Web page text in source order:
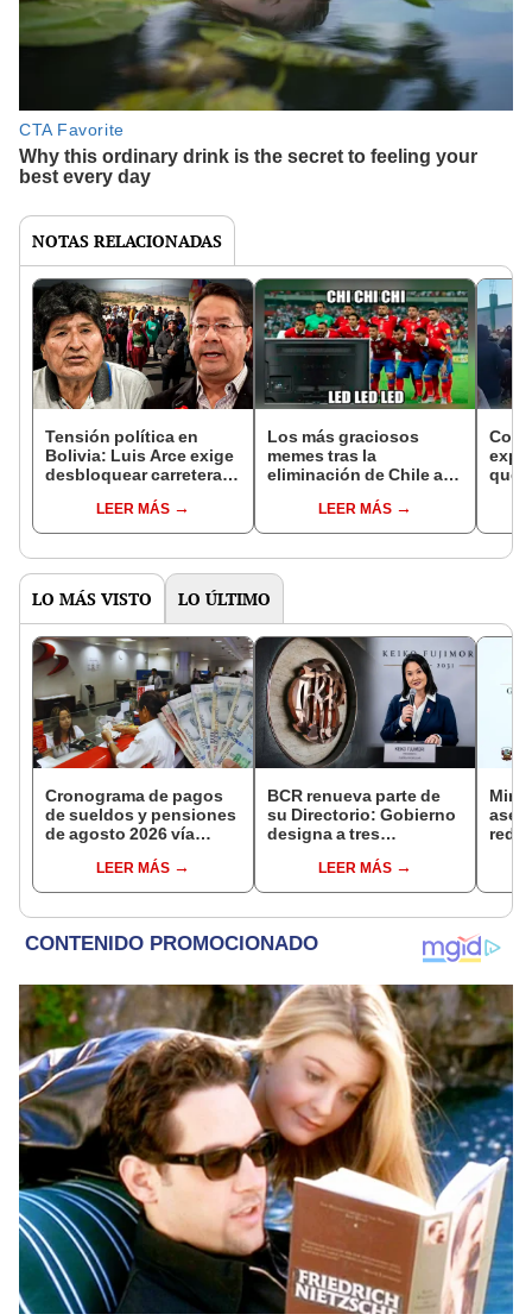
NOTAS RELACIONADAS
Tensión política en
Bolivia: Luis Arce exige
desbloquear carreteras
Morales advierte
posible rebelión
LEER MÁS
Los más graciosos
memes tras la
eliminación de Chile al
Vidal, Gareca y la
celebración boliviana
LEER MÁS
que
LO MÁS VISTO LO ÚLTIMO
Cronograma de pagos
de sueldos y pensiones
de agosto 2026 vía
conoce las fechas de
depósito
LEER MÁS
BCR renueva parte de
su Directorio: Gobierno
designa a tres
EjecutivoLEER MÁS